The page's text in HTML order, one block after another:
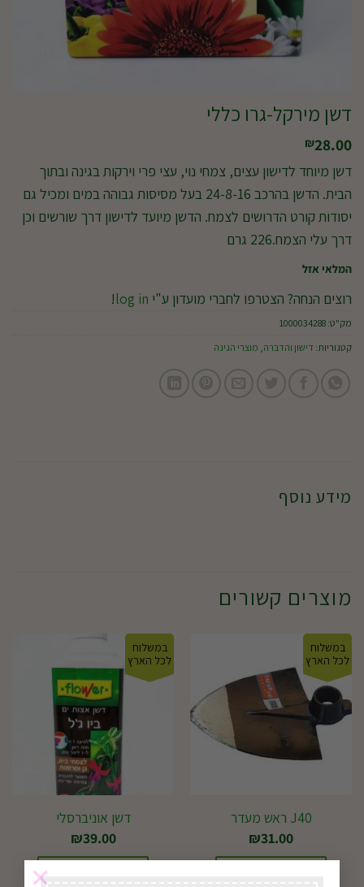
×
דשן מירקל-גרו כללי
₪28.00
דשן מיוחד לדישון עצים, צמחי נוי, עצי פרי וירקות בגינה ובתוך
הבית. הדשן בהרכב 24-8-16 בעל מסיסות גבוהה במים ומכיל גם
יסודות קורט הדרושים לצמח. הדשן מיועד לדישון דרך שורשים וכן
דרך עלי הצמח.226 גרם
המלאי אזל
רוצים הנחה? הצטרפו לחברי מועדון ע"י log in
!
מק"ט:1000034288
קטגוריות: דישון והדברה, מוצרי הגינה
מידע נוסף
מוצרים קשורים
במשלוח
לכל הארץ
J40 ראש מעדר
₪31.00
במשלוח
לכל הארץ
דשן אוניברסלי
₪39.00